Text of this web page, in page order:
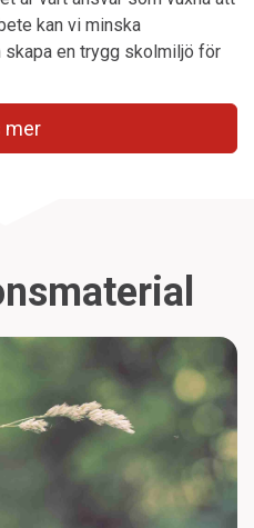
kan vi minska
en trygg skolmiljö för
mer